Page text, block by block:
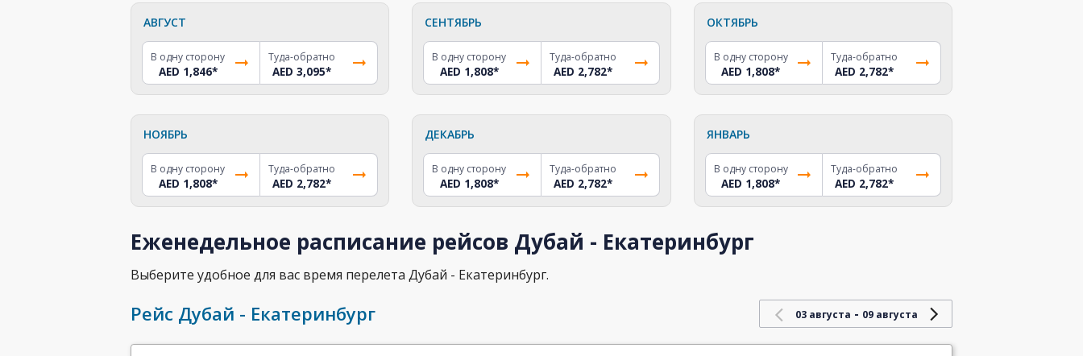
АВГУСТ
В одну сторону
AED 1,846*
Туда-обратно
AED 3,095*
СЕНТЯБРЬ
В одну сторону
AED 1,808*
Туда-обратно
AED 2,782*
ОКТЯБРЬ
В одну сторону
AED 1,808*
Туда-обратно
AED 2,782*
НОЯБРЬ
В одну сторону
AED 1,808*
Туда-обратно
AED 2,782*
ДЕКАБРЬ
В одну сторону
AED 1,808*
Туда-обратно
AED 2,782*
ЯНВАРЬ
В одну сторону
AED 1,808*
Туда-обратно
AED 2,782*
Еженедельное расписание рейсов Дубай - Екатеринбург
Выберите удобное для вас время перелета Дубай - Екатеринбург.
Рейс Дубай - Екатеринбург 03 августа - 09 августа